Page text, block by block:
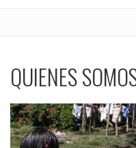
QUIENES